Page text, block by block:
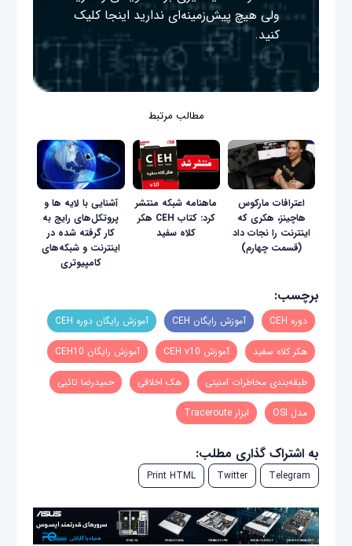
ولی هیچ پیش‌زمینه‌ای نداریداینجا کلیک
کنید.
مطالب مرتبط
اعترافات مارکوس
هاچینز، هکری که
اینترنت را نجات داد
(قسمت چهارم)
ماهنامه شبکه منتشر
کرد: کتاب CEH هکر
کلاه سفید
آشنایی با لایه ها و
پروتکل‌های رایج به
کار گرفته شده در
اینترنت و شبکه‌های
کامپیوتری
برچسب:
دوره CEH آموزش رایگان CEH آموزش رایگان دوره CEH
هکر کلاه سفید آموزش CEH v10 آموزش رایگان CEH10
طبقه‌بندی مخاطرات امنیتی هک اخلاقی حمیدرضا تائبی
مدل OSI ابزار Traceroute
به اشتراک گذاری مطلب:
Telegram
Twitter
Print HTML